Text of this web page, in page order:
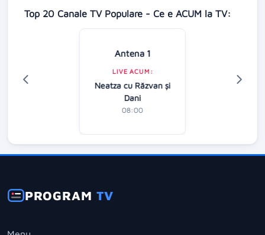
Top 20 Canale TV Populare - Ce e ACUM la TV:
Antena 1
LIVE ACUM:
Neatza cu Răzvan şi
Dani
08:00
PROGRAMTV